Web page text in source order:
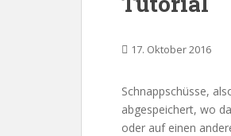
17. Oktober 2016
Schnappschüsse,
abgespeichert, wo
oder auf einen